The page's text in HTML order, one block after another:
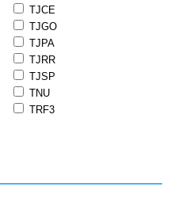
TJCE
TJGO
TJPA
TJRR
TJSP
TNU
TRF3